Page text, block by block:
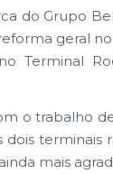
do Grupo
geral
Terminal
o trabalho
terminais
mais